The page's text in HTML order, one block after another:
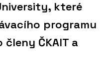
které
programu
ČKAIT a